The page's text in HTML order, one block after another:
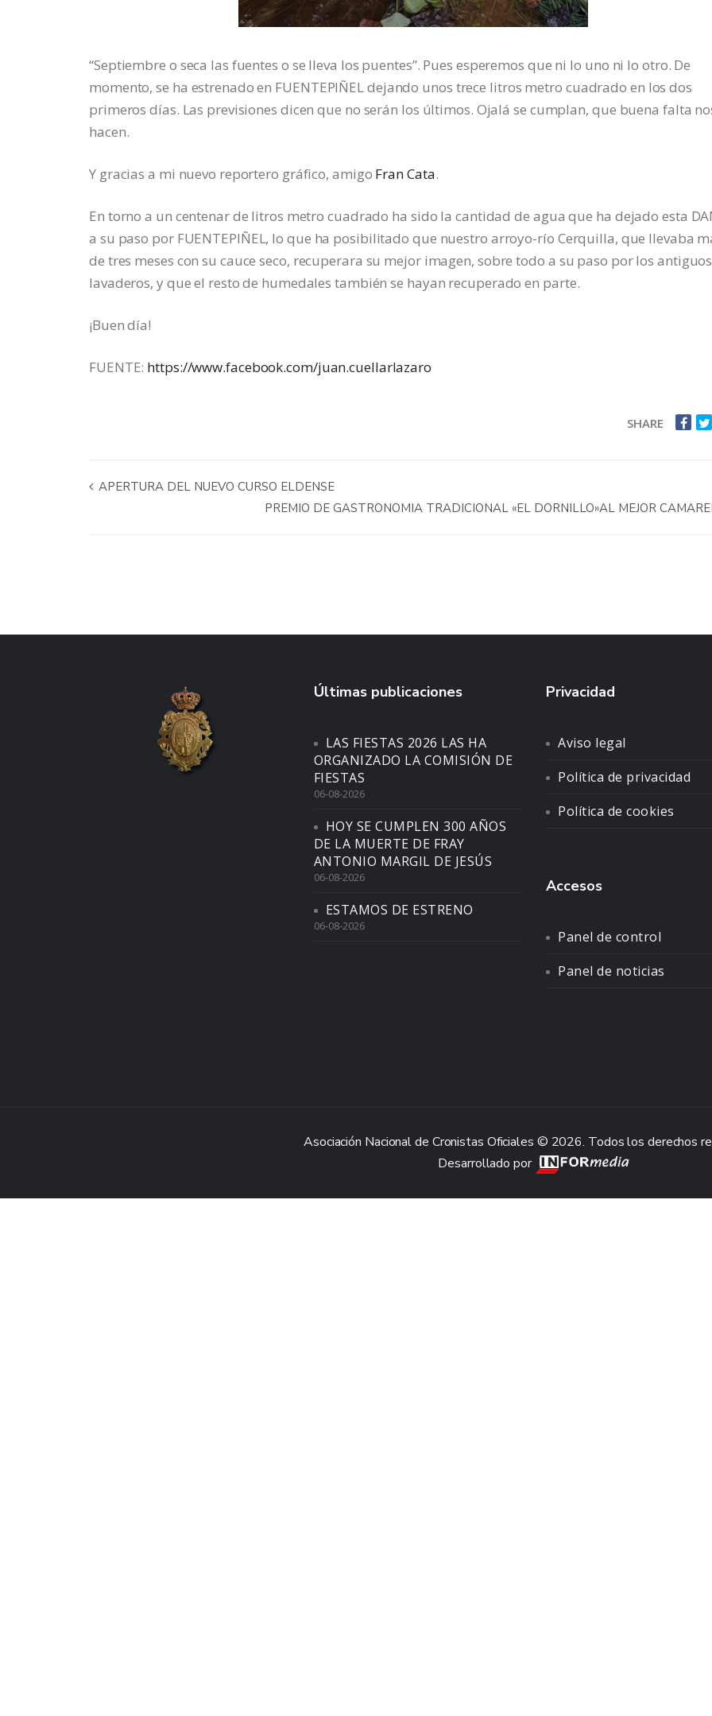
“Septiembre o seca las fuentes o se lleva los puentes”. Pues esperemos que ni lo uno ni lo otro. De
momento, se ha estrenado en FUENTEPIÑEL dejando unos trece litros metro cuadrado en los dos
primeros días. Las previsiones dicen que no serán los últimos. Ojalá se cumplan, que buena falta
hacen.
Y gracias a mi nuevo reportero gráfico, amigo Fran Cata.
En torno a un centenar de litros metro cuadrado ha sido la cantidad de agua que ha dejado esta
a su paso por FUENTEPIÑEL, lo que ha posibilitado que nuestro arroyo-río Cerquilla, que llevaba
de tres meses con su cauce seco, recuperara su mejor imagen, sobre todo a su paso por los antiguos
lavaderos, y que el resto de humedales también se hayan recuperado en parte.
¡Buen día!
FUENTE: https://www.facebook.com/juan.cuellarlazaro
SHARE
APERTURA DEL NUEVO CURSO ELDENSE
PREMIO DE GASTRONOMIA TRADICIONAL «EL DORNILLO»AL MEJOR
Últimas publicaciones
LAS FIESTAS 2026 LAS HA
ORGANIZADO LA COMISIÓN DE
FIESTAS
06-08-2026
HOY SE CUMPLEN 300 AÑOS
DE LA MUERTE DE FRAY
ANTONIO MARGIL DE JESÚS
06-08-2026
ESTAMOS DE ESTRENO
06-08-2026
Privacidad
Aviso legal
Política de privacidad
Política de cookies
Accesos
Panel de control
Panel de noticias
Asociación Nacional de Cronistas Oficiales © 2026. Todos los derechos
Desarrollado por